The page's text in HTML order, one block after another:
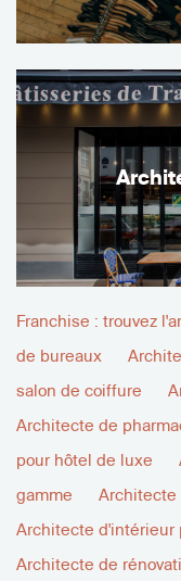
Franchise : trouvez
de bureaux
salon de coiffure
Architecte de
pour hôtel de luxe
gamme
Architecte
Architecte d'intérieur
Architecte de